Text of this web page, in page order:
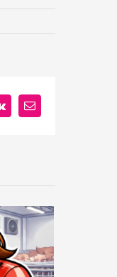
Vk
E-
mail